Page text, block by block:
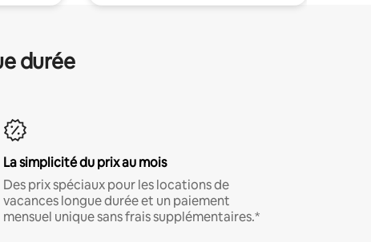
durée
La simplicité du prix au mois
Des prix spéciaux pour les locations de
vacances longue durée et un paiement
mensuel unique sans frais supplémentaires.*